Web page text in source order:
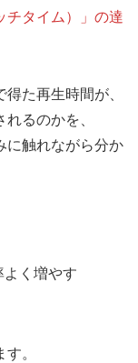
チタイム）」の達
た再生時間が、
るのかを、
に触れながら分か
よく増やす
。